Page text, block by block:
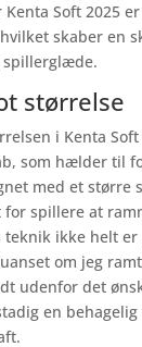
Soft 2025
skaber en
størrelse
i Kenta
som hælder til
med et større
spillere at
teknik ikke helt er
om jeg
udenfor det
en behagelig